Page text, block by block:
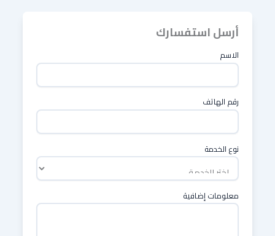
أرسل استفسارك
الاسم
رقم الهاتف
نوع الخدمة
معلومات إضافية